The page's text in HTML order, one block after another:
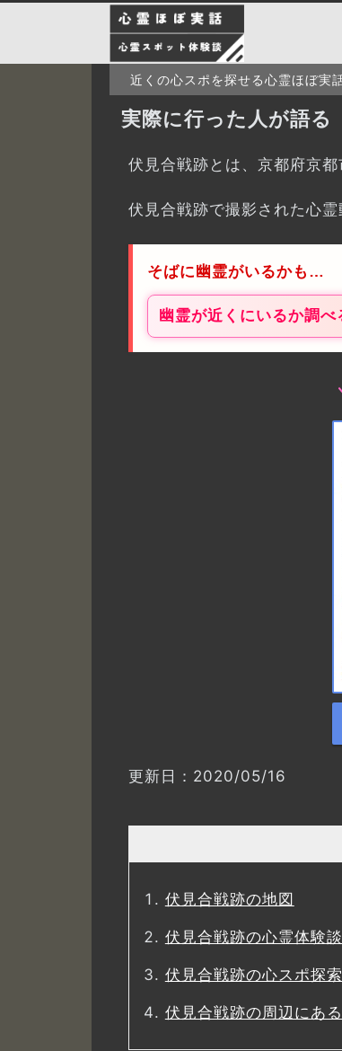
近くの心スポを探せる心霊ほぼ実
実際に行った人が語る
伏見合戦跡とは、京都府京
伏見合戦跡で撮影された心
そばに幽霊がいるかも…
幽霊が近くにいるか調べ
更新日：2020/05/16
伏見合戦跡の地図
伏見合戦跡の心霊体験談
伏見合戦跡の心スポ探
伏見合戦跡の周辺にあ